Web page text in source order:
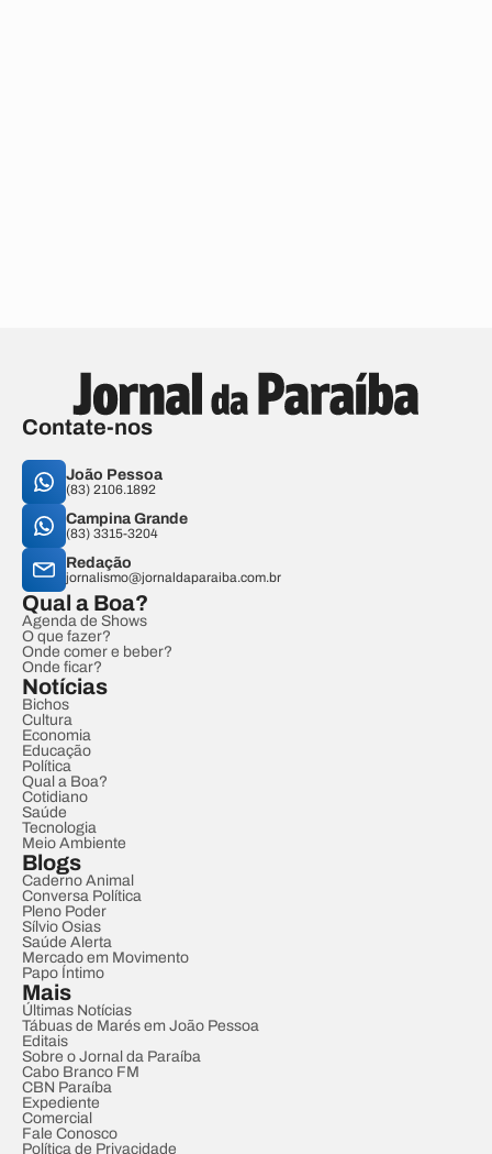
Contate-nos
João Pessoa
(83) 2106.1892
Campina Grande
(83) 3315-3204
Redação
jornalismo@jornaldaparaiba.com.br
Qual a Boa?
Agenda de Shows
O que fazer?
Onde comer e beber?
Onde ficar?
Notícias
Bichos
Cultura
Economia
Educação
Política
Qual a Boa?
Cotidiano
Saúde
Tecnologia
Meio Ambiente
Blogs
Caderno Animal
Conversa Política
Pleno Poder
Sílvio Osias
Saúde Alerta
Mercado em Movimento
Papo Íntimo
Mais
Últimas Notícias
Tábuas de Marés em João Pessoa
Editais
Sobre o Jornal da Paraíba
Cabo Branco FM
CBN Paraíba
Expediente
Comercial
Fale Conosco
Política de Privacidade